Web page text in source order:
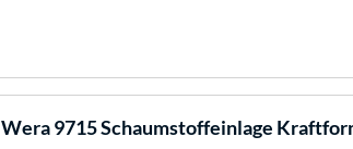
Wera9715 Schaumstoffeinlage